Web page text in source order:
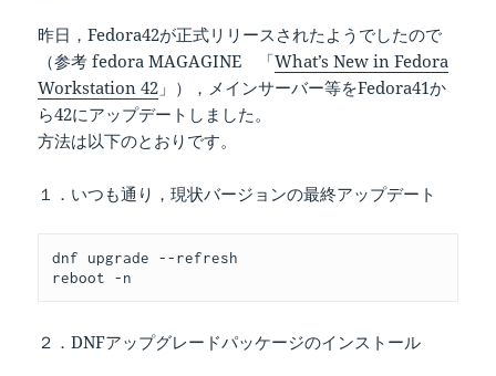
昨日，Fedora42が正式リリースされたようでしたので
（参考 fedora MAGAGINE 「What’s New in Fedora
Workstation 42 」），メインサーバー等をFedora41か
ら42にアップデートしました。
方法は以下のとおりです。
１．いつも通り，現状バージョンの最終アップデート
dnf upgrade --refresh
reboot -n
２．DNFアップグレードパッケージのインストール